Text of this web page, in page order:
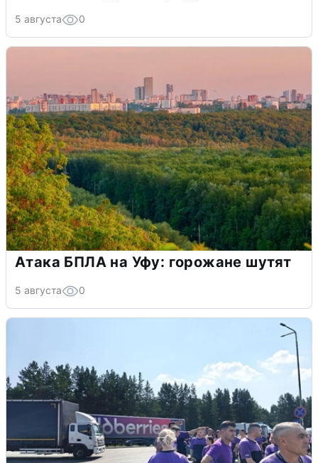
5 августа 0
Атака БПЛА на Уфу: горожане шутят
5 августа 0